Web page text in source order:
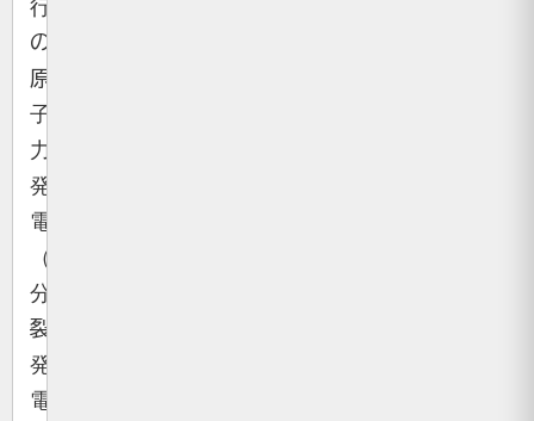
行
の
原
子
力
発
電
（核
分
裂
発
電）